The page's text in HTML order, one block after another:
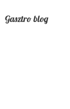
Gasztro blog